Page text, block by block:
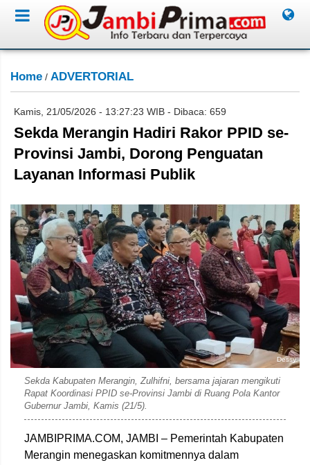
Home / ADVERTORIAL
Kamis, 21/05/2026 - 13:27:23 WIB - Dibaca: 659
Sekda Merangin Hadiri Rakor PPID se-
Provinsi Jambi, Dorong Penguatan
Layanan Informasi Publik
Dessy
Sekda Kabupaten Merangin, Zulhifni, bersama jajaran mengikuti
Rapat Koordinasi PPID se-Provinsi Jambi di Ruang Pola Kantor
Gubernur Jambi, Kamis (21/5).
JAMBIPRIMA.COM, JAMBI – Pemerintah Kabupaten
Merangin menegaskan komitmennya dalam